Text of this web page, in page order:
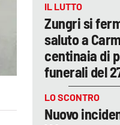
IL LUTTO
Zungri si
saluto a
centinaia di
funerali del
LO SCONTRO
Nuovo